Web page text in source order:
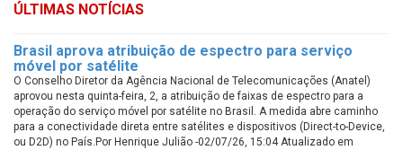
ÚLTIMAS NOTÍCIAS
Brasil aprova atribuição de espectro para serviço
móvel por satélite
O Conselho Diretor da Agência Nacional de Telecomunicações (Anatel)
aprovou nesta quinta-feira, 2, a atribuição de faixas de espectro para a
operação do serviço móvel por satélite no Brasil. A medida abre caminho
para a conectividade direta entre satélites e dispositivos (Direct-to-Device,
ou D2D) no País.Por Henrique Julião -02/07/26, 15:04 Atualizado em